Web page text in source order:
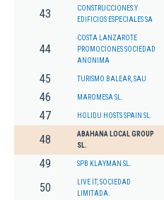
43
CONSTRUCCIONES Y
EDIFICIOS ESPECIALES SA
44
COSTA LANZAROTE
PROMOCIONES SOCIEDAD
ANONIMA
45 TURISMO BALEAR, SAU
46 MAROMESA SL.
47 HOLIDU HOSTS SPAIN SL.
48
ABAHANA LOCAL GROUP
SL.
49 SPB KLAYMAN SL.
50
LIVE IT, SOCIEDAD
LIMITADA.